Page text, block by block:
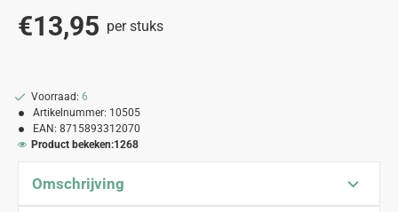
€13,95 per stuks
Voorraad: 6
Artikelnummer: 10505
EAN: 8715893312070
Product bekeken:1268
Omschrijving